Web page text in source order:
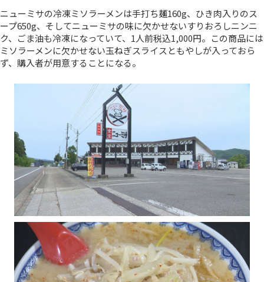
ニューミサの冷凍ミソラーメンは手打ち麺160g、ひき肉入りのス
ープ650g、そしてニューミサの味に欠かせないすりおろしニンニ
ク、ごま油も冷凍になっていて、1人前税込1,000円。この商品には
ミソラーメンに欠かせない玉ねぎスライスともやしが入っておら
ず、購入者が用意することになる。